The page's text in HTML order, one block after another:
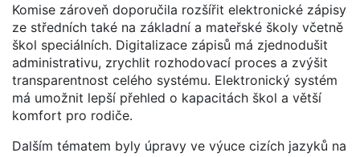
Komise zároveň doporučila rozšířit elektronické zápisy
ze středních také na základní a mateřské školy včetně
škol speciálních. Digitalizace zápisů má zjednodušit
administrativu, zrychlit rozhodovací proces a zvýšit
transparentnost celého systému. Elektronický systém
má umožnit lepší přehled o kapacitách škol a větší
komfort pro rodiče.
Dalším tématem byly úpravy ve výuce cizích jazyků na